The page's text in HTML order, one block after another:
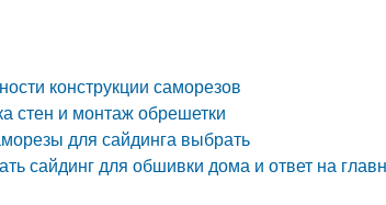
конструкции саморезов
стен и монтаж обрешетки
для сайдинга выбрать
сайдинг для обшивки дома и ответ на